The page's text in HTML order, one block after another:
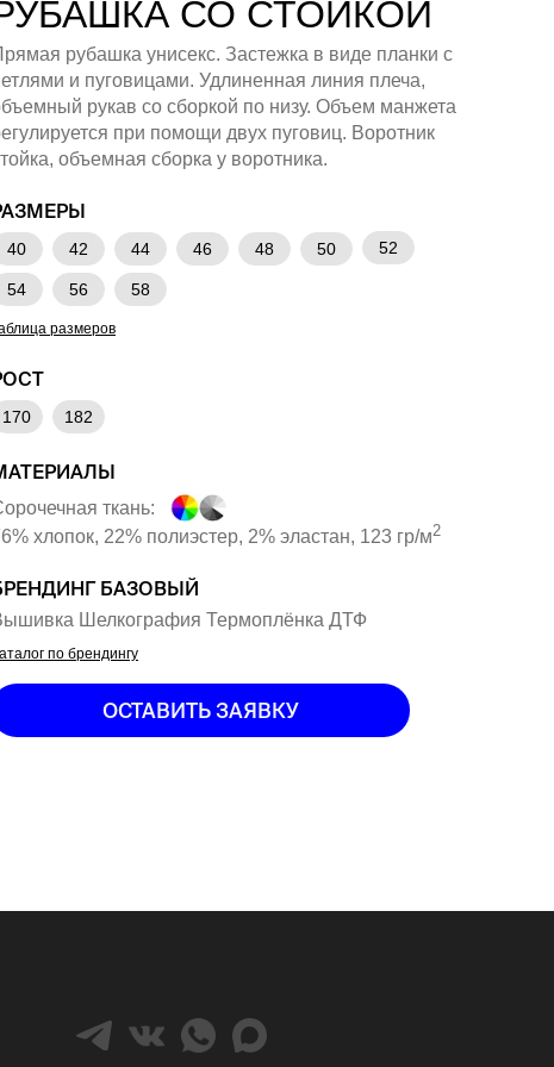
182
170
СО СТОЙКОЙ
рубашка унисекс. Застежка в виде планки с
и пуговицами. Удлиненная линия плеча,
рукав со сборкой по низу. Объем манжета
при помощи двух пуговиц. Воротник
объемная сборка у воротника.
Шелкография Термоплёнка ДТФ
БАЗОВЫЙ
40 42 44 46 48 50 52
56 58
54
ОСТАВИТЬ ЗАЯВКУ
ткань:
хлопок, 22% полиэстер, 2% эластан, 123 гр/м2
размеров
по брендингу